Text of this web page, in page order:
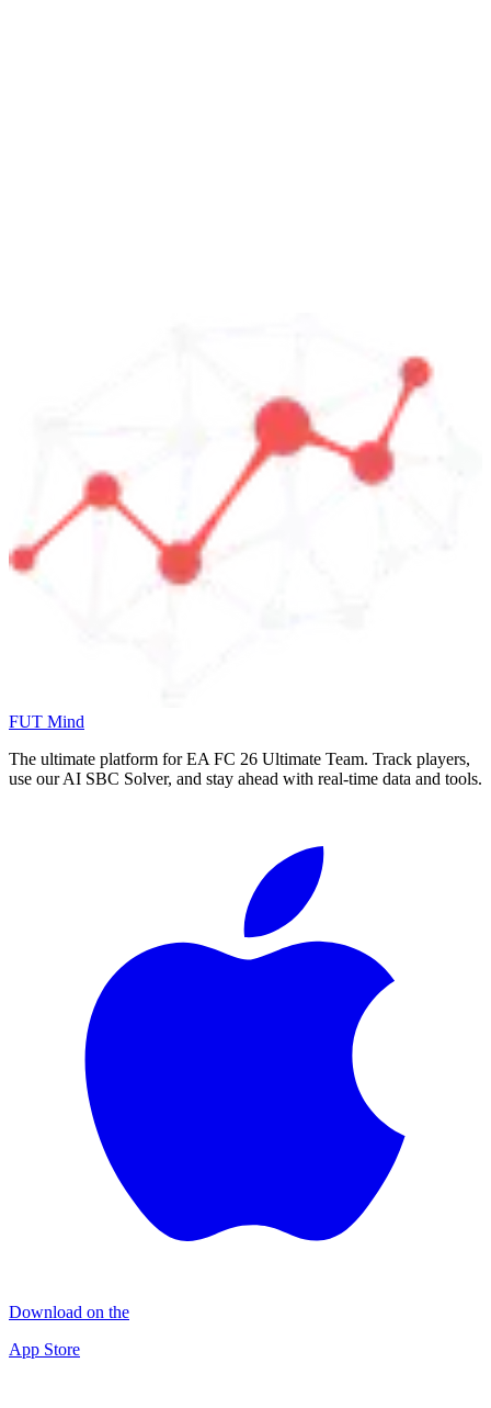
FUT Mind
The ultimate platform for EA FC 26 Ultimate Team. Track players,
use our AI SBC Solver, and stay ahead with real-time data and tools.
Download on the
App Store